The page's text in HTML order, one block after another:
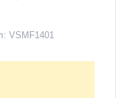
VSMF1401